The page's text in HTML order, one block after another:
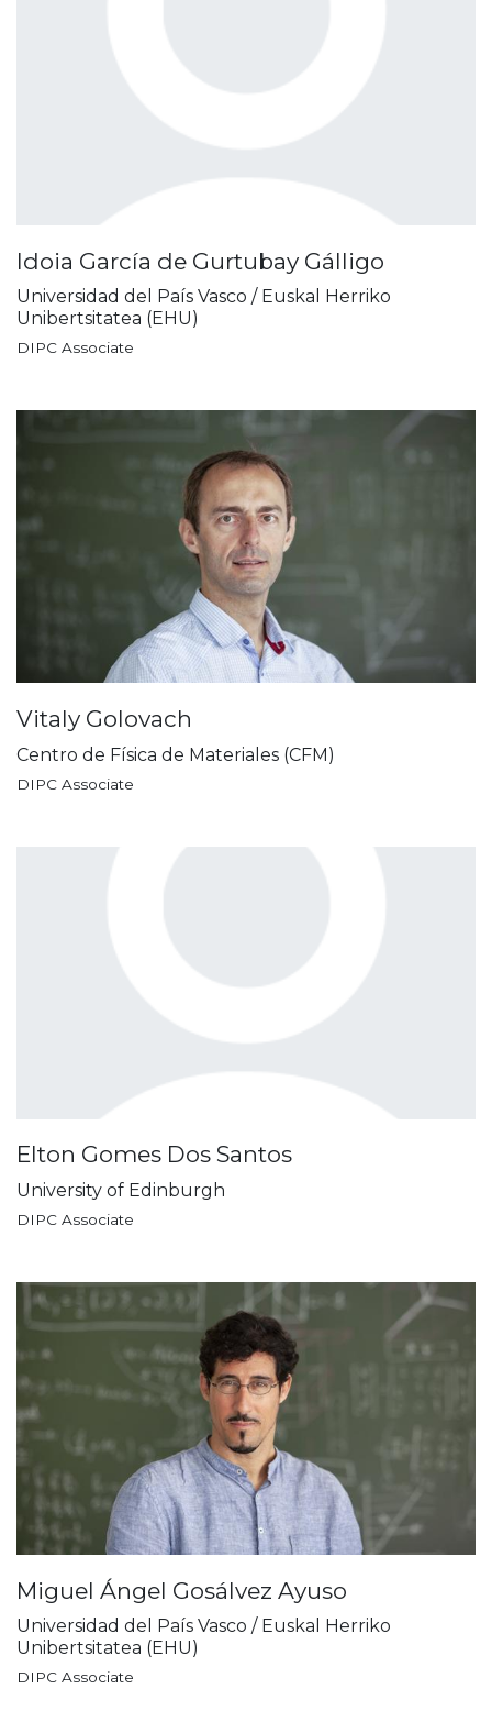
Idoia García de Gurtubay Gálligo
Universidad del País Vasco / Euskal Herriko
Unibertsitatea (EHU)
DIPC Associate
Vitaly Golovach
Centro de Física de Materiales (CFM)
DIPC Associate
Elton Gomes Dos Santos
University of Edinburgh
DIPC Associate
Miguel Ángel Gosálvez Ayuso
Universidad del País Vasco / Euskal Herriko
Unibertsitatea (EHU)
DIPC Associate